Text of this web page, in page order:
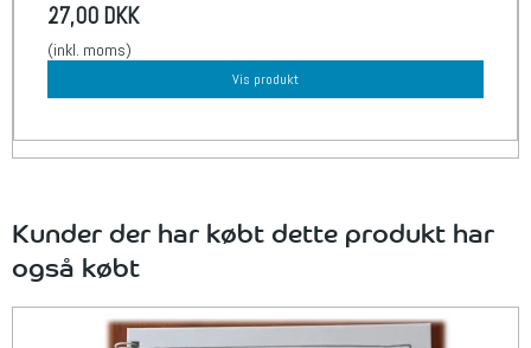
27,00 DKK
(inkl. moms)
Vis produkt
Kunder der har købt dette produkt har
også købt